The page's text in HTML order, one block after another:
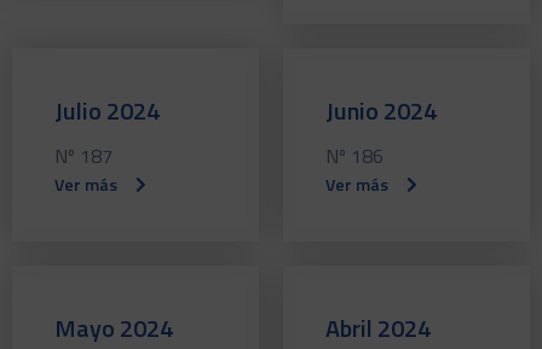
Julio 2024
Nº 187
Ver más
Junio 2024
Nº 186
Ver más
Mayo 2024 Abril 2024